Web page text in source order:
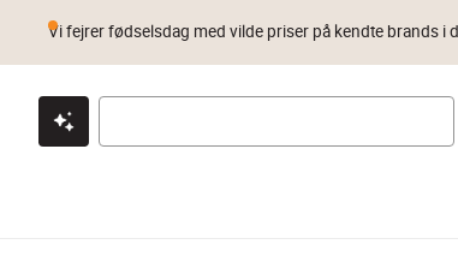
Klik & hent Byt i 1 år Prismatch
Vi fejrer fødselsdag med vilde priser på kendte brands i